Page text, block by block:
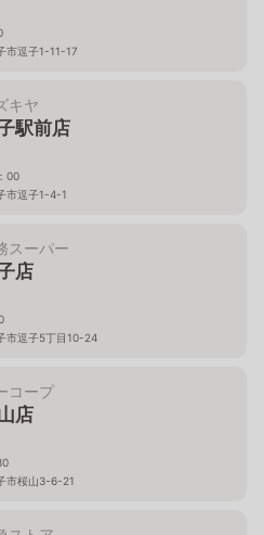
市逗子1-11-17
キヤ
駅前店
00
市逗子1-4-1
スーパー
店
市逗子5丁目10-24
コープ
店
市桜山3-6-21